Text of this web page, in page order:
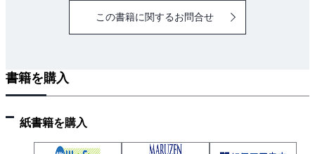
この書籍に関するお問合せ
書籍を購入
紙書籍を購入